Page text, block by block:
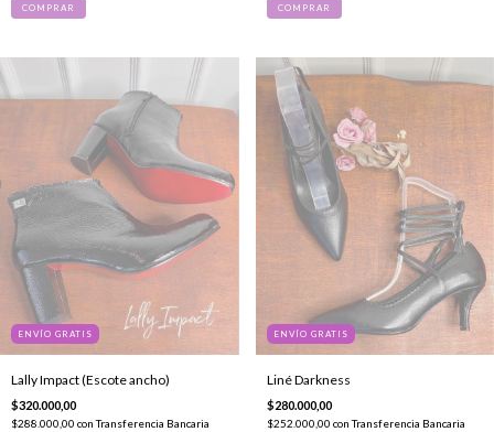
COMPRAR COMPRAR
ENVÍO GRATIS
Lally Impact (Escote ancho)
$320.000,00
$288.000,00 con Transferencia Bancaria
ENVÍO GRATIS
Liné Darkness
$280.000,00
$252.000,00 con Transferencia Bancaria